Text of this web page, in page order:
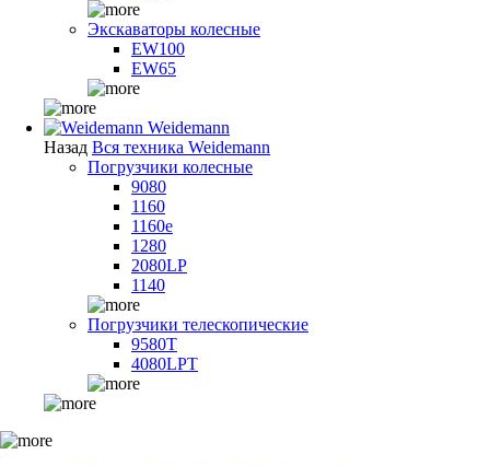
Экскаваторы колесные
EW100
EW65
Weidemann
Назад Вся техника Weidemann
Погрузчики колесные
9080
1160
1160e
1280
2080LP
1140
Погрузчики телескопические
9580T
4080LPT